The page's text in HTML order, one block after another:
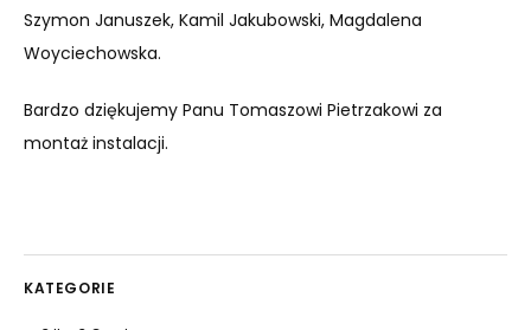
Szymon Januszek, Kamil Jakubowski, Magdalena
Woyciechowska.
Bardzo dziękujemy Panu Tomaszowi Pietrzakowi za
montaż instalacji.
KATEGORIE